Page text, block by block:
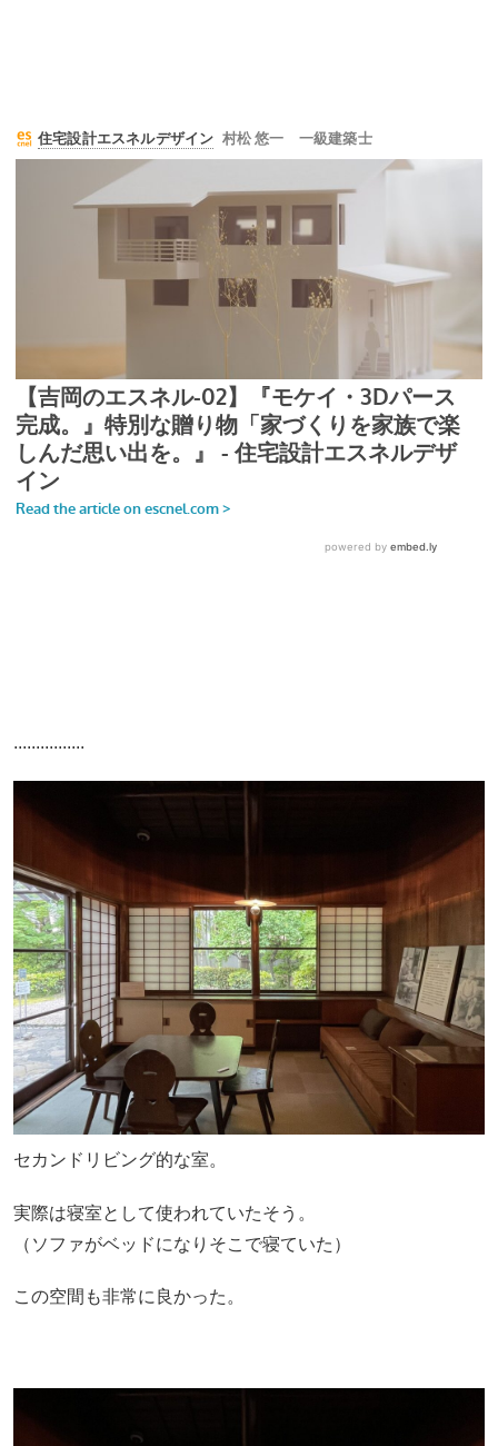
................
セカンドリビング的な室。
実際は寝室として使われていたそう。
（ソファがベッドになりそこで寝ていた）
この空間も非常に良かった。